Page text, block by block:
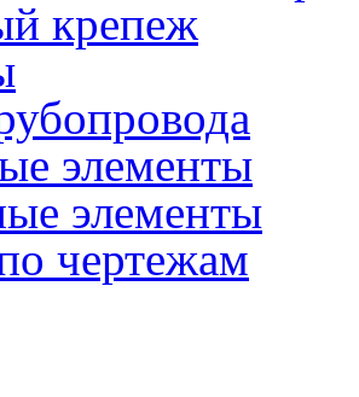
крепеж
элементы
элементы
чертежам